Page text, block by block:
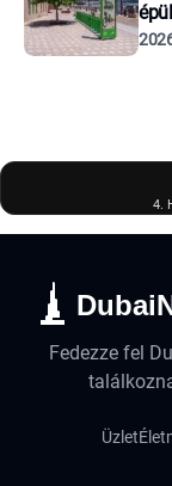
4.
Fedezze fel
Üzlet